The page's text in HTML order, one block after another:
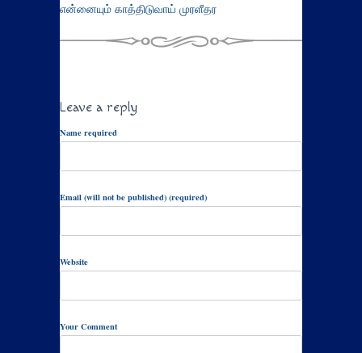
என்னையும் காத்திடுவாய் முரளீதர
Leave a reply
Name required
Email (will not be published) (required)
Website
Your Comment